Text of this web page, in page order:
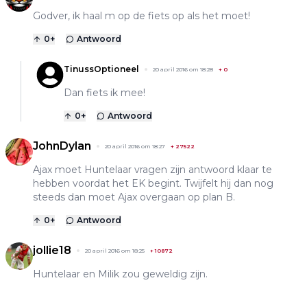
Godver, ik haal m op de fiets op als het moet!
0+ Antwoord
TinussOptioneel 20 april 2016 om 18:28 + 0
Dan fiets ik mee!
0+ Antwoord
JohnDylan 20 april 2016 om 18:27 + 27522
Ajax moet Huntelaar vragen zijn antwoord klaar te
hebben voordat het EK begint. Twijfelt hij dan nog
steeds dan moet Ajax overgaan op plan B.
0+ Antwoord
jollie18 20 april 2016 om 18:25 +10872
Huntelaar en Milik zou geweldig zijn.